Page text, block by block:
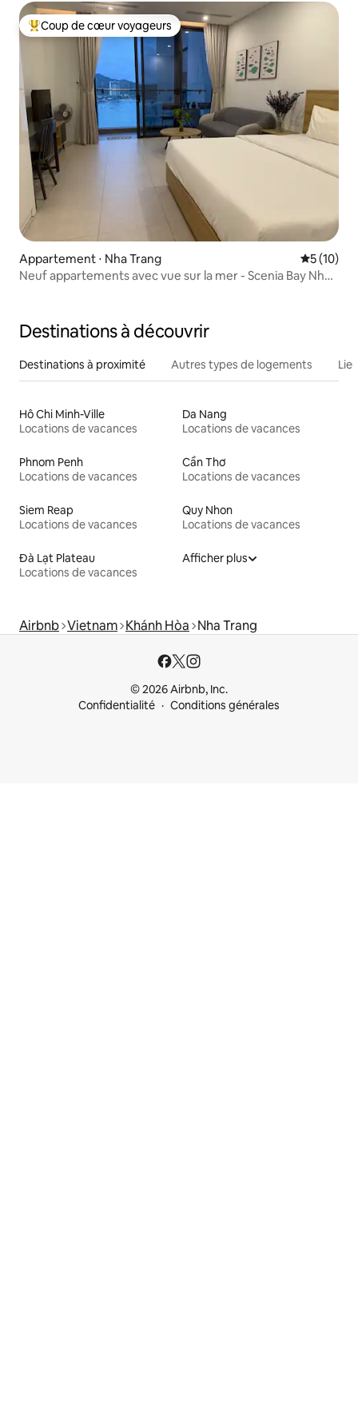
Coups de cœur voyageurs les plus appréciés
Coup de cœur voyageurs
Appartement ⋅ Nha Trang
5 (10)
Neuf appartements avec vue sur la mer - Scenia Bay Nha
Destinations à découvrir
Destinations à proximité Autres types de logements
Hô Chi Minh-Ville
Locations de vacances
Da Nang
Locations de vacances
Phnom Penh
Locations de vacances
Cần Thơ
Locations de vacances
Siem Reap
Locations de vacances
Quy Nhon
Locations de vacances
Đà Lạt Plateau
Locations de vacances
Afficher plus
Airbnb Vietnam Khánh Hòa Nha Trang
© 2026 Airbnb, Inc.
Confidentialité
Conditions générales